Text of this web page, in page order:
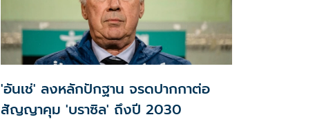
'อันเช่' ลงหลักปักฐาน จรดปากกาต่อ
สัญญาคุม 'บราซิล' ถึงปี 2030